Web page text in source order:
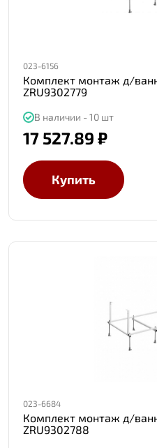
023-6156
Комплект монтаж д/
ZRU9302779
В наличии - 10 шт
17 527.89 ₽
Купить
023-6684
Комплект монтаж д/
ZRU9302788